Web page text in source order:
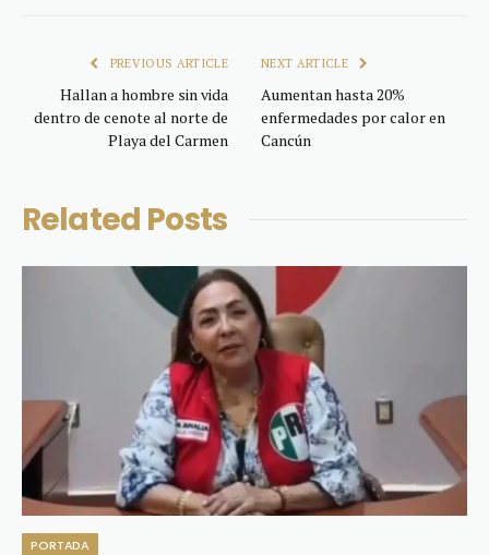
PREVIOUS ARTICLE
Hallan a hombre sin vida
dentro de cenote al norte de
Playa del Carmen
NEXT ARTICLE
Aumentan hasta 20%
enfermedades por calor en
Cancún
Related Posts
PORTADA